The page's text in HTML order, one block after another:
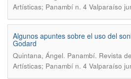
Artísticas; Panambí n. 4 Valparaíso
Algunos apuntes sobre el uso del
Godard
Quintana, Ángel. Panambí. Revista
Artísticas; Panambí n. 4 Valparaíso